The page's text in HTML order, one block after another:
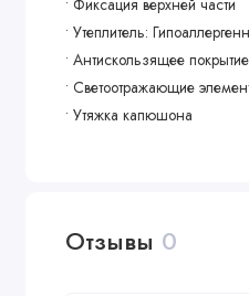
• Фиксация
• Утеплитель:
• Антискользящее покрытие
• Светоотражающие
• Утяжка капюшона
• Ткань верха:
• Водоотталкивающая
Отзывы 0